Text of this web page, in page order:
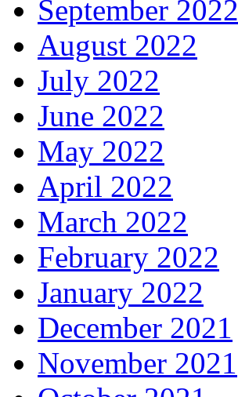
September 2022
August 2022
July 2022
June 2022
May 2022
April 2022
March 2022
February 2022
January 2022
December 2021
November 2021